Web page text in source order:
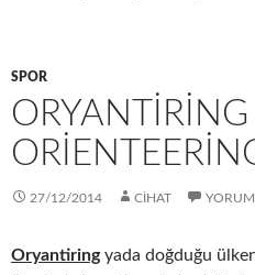
SPOR
ORYANTIRING
27/12/2014 CIHAT YORUM
Oryantiringyada doğduğu